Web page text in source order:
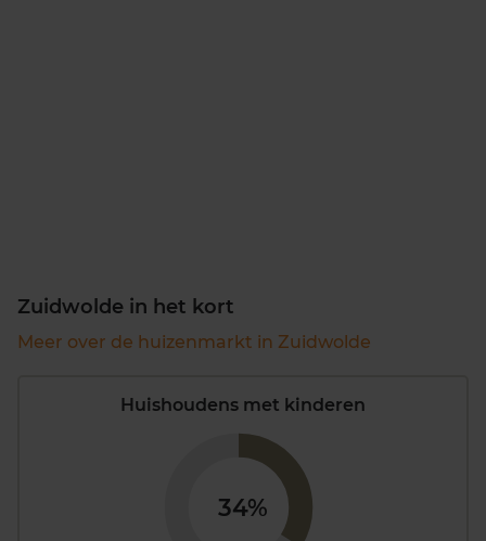
Zuidwolde in het kort
Meer over de huizenmarkt in Zuidwolde
Huishoudens met kinderen
34%